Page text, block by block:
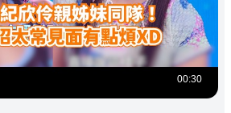
00:30